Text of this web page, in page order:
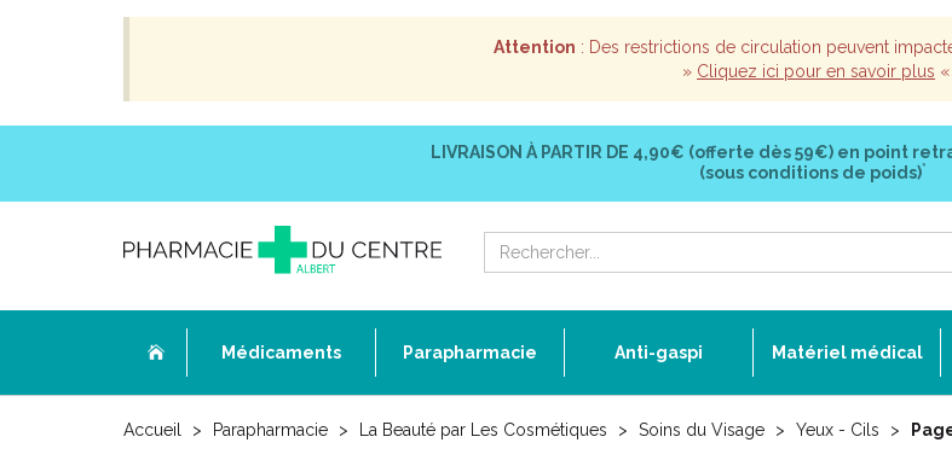
Attention : Des restrictions de circulation peuvent
» Cliquez ici pour en savoir plus «
LIVRAISON À PARTIR DE 4,90€ (offerte dès 59€) en point
(sous conditions de poids)*
Médicaments Parapharmacie Anti-gaspi Matériel médical
Accueil Parapharmacie La Beauté par Les Cosmétiques Soins du Visage Yeux - Cils